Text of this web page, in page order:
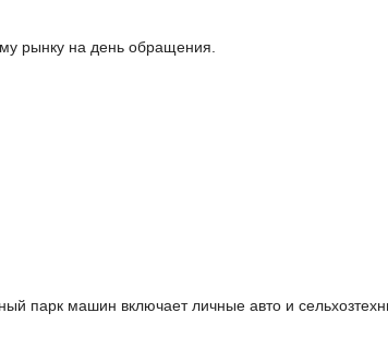
рынку на день обращения.
парк машин включает личные авто и